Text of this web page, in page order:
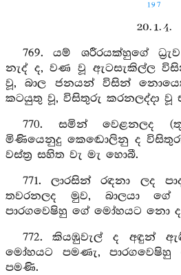
197
20. 1. 4.
769. යම් ශරීරයක්හුගේ
නැද් ද, වණ වූ ඇටසැකිල්ල
වූ, බාල ජනයන් විසින්
කටයුතු වූ, විසිතුරු කරනලද්දා වූ
770. සමින් වෙළනලද
මිණියෙනුදු කෙඬොලිනු ද
වස්ත්‍ර සහිත වැ මැ හොබී.
771. ලාරසින් රඳනා ලද
තවරනලද මුව, බාලයා
පාරගවෙෂිහු ගේ මෝහයට නො
772. කියඹුවැල් ද අඳුන්
මෝහයට පමණැ,
පමණි.